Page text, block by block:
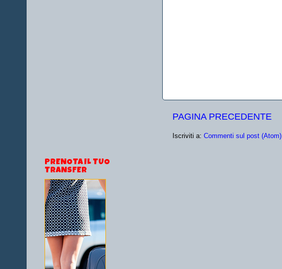
PAGINA PRECEDENTE
Iscriviti a: Commenti sul post (Atom)
PRENOTA IL TUO
TRANSFER